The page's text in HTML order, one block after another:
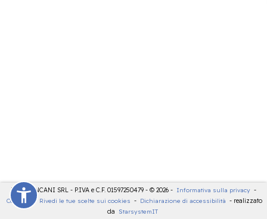
LDT - PANCANI SRL - P.IVA e C.F. 01597250479 - © 2026 - Informativa sulla privacy -
Cookies
- Rivedi le tue scelte sui cookies - Dichiarazione di accessibilità - realizzato
da
StarsystemIT